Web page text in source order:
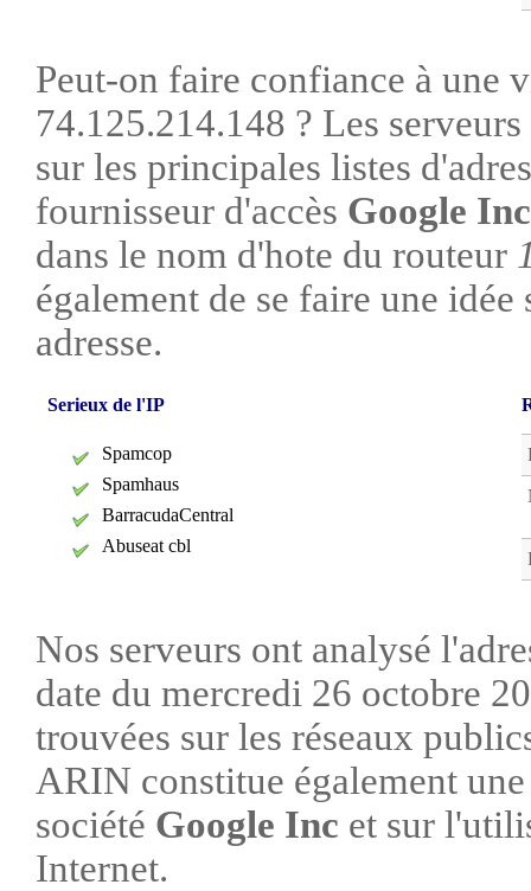
Peut-on faire confiance à une
74.125.214.148 ? Les
sur les principales listes
fournisseur d'accès Google Inc
dans le nom d'hote du routeur
également de se faire une
adresse.
Serieux de l'IP
Spamcop
Spamhaus
BarracudaCentral
Abuseat cbl
Nos serveurs ont analysé
date du mercredi 26 octobre
trouvées sur les réseaux
ARIN constitue également
société Google Inc et sur
Internet.